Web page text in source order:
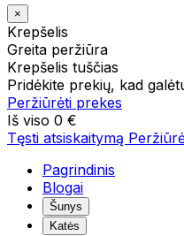
×
Krepšelis
Greita peržiūra
Krepšelis tuščias
Pridėkite prekių, kad
Peržiūrėti prekes
Iš viso 0 €
Tęsti atsiskaitymą
Pagrindinis
Blogai
Šunys
Katės